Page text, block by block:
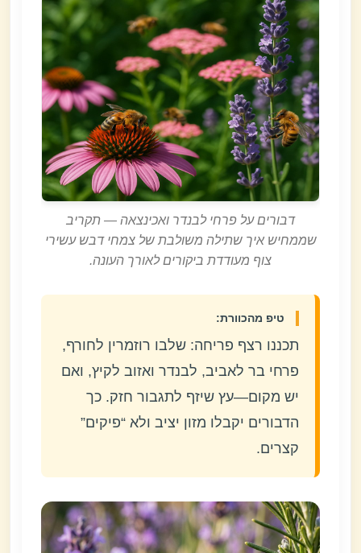
דבורים על פרחי לבנדר ואכינצאה — תקריב
שממחיש איך שתילה משולבת של צמחי דבש עשירי
צוף מעודדת ביקורים לאורך העונה.
טיפ מהכוורת:
תכננו רצף פריחה: שלבו רוזמרין לחורף,
פרחי בר לאביב, לבנדר ואזוב לקיץ, ואם
יש מקום—עץ שיזף לתגבור חזק. כך
הדבורים יקבלו מזון יציב ולא “פיקים”
קצרים.